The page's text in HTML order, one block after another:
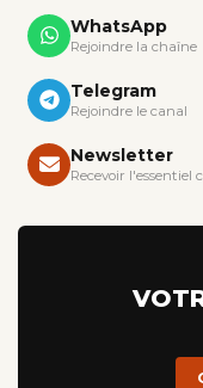
WhatsApp
Rejoindre la chaîne
Telegram
Rejoindre le canal
Newsletter
Recevoir l'essentiel